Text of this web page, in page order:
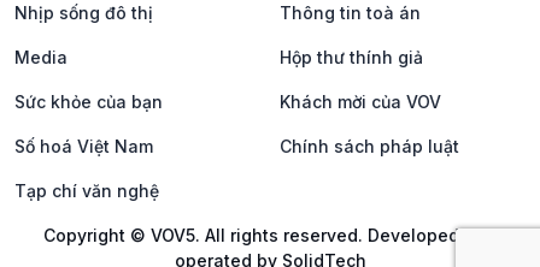
Nhịp sống đô thị Thông tin toà án
Media Hộp thư thính giả
Sức khỏe của bạn Khách mời của VOV
Số hoá Việt Nam Chính sách pháp luật
Tạp chí văn nghệ
Copyright © VOV5. All rights reserved. Developed and
operated by SolidTech